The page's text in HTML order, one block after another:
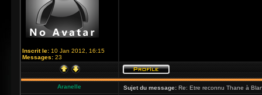
Inscrit le: 10 Jan 2012, 16:15
Messages: 23
Aranelle Sujet du message: Re: Etre reconnu Thane à